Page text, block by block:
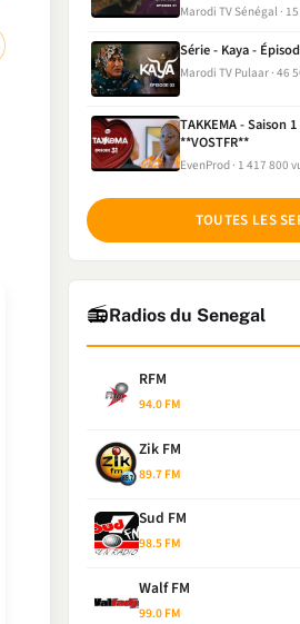
Marodi TV Sénégal
Série - Kaya -
Marodi TV Pulaar 46
TAKKEMA - Saison
**VOSTFR**
EvenProd 1 417 800
TOUTES LES
📻Radios du Senegal
RFM
94.0 FM
Zik FM
89.7 FM
Sud FM
98.5 FM
Walf FM
99.0 FM